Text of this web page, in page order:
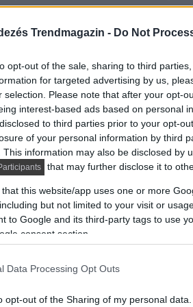
Trendmagazin - Do Not
opt-out of the sale, sharing to third
for targeted advertising by us,
selection. Please note that after your opt-
interest-based ads based on personal
to third parties prior to your opt-
of your personal information by third
This information may also be disclosed by
that may further disclose it to
that this website/app uses one or more
but not limited to your visit or
to Google and its third-party tags to use
consent section.
Data Processing Opt Outs
opt-out of the Sharing of my personal data.
nem csak a fürdőszoba-tervező
zuhanyozók
raktári logisztikát tesz
olyan
gyártmányok ideje lejárt.
középen elhelyezett fényes,
nyeri el formai hatását
új Advantix Vario
A redukált
látóköréből. A burkolás után már
vagy profilléccel szegélyezve.